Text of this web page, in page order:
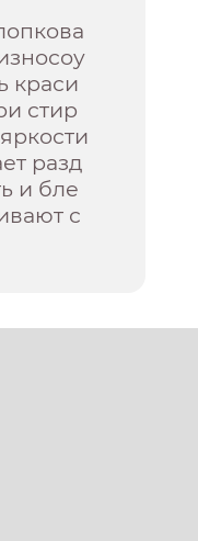
краси
стир
разд
и бле
с